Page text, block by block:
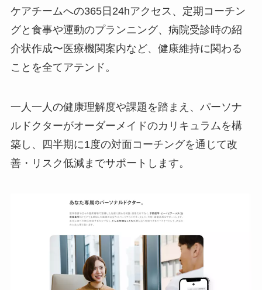
ケアチームへの365日24hアクセス、定期コーチン
グと食事や運動のプランニング、病院受診時の紹
介状作成〜医療機関案内など、健康維持に関わる
ことを全てアテンド。
一人一人の健康理解度や課題を踏まえ、パーソナ
ルドクターがオーダーメイドのカリキュラムを構
築し、四半期に1度の対面コーチングを通じて改
善・リスク低減までサポートします。